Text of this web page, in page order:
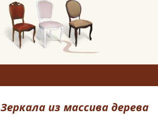
Зеркала из массива дерева